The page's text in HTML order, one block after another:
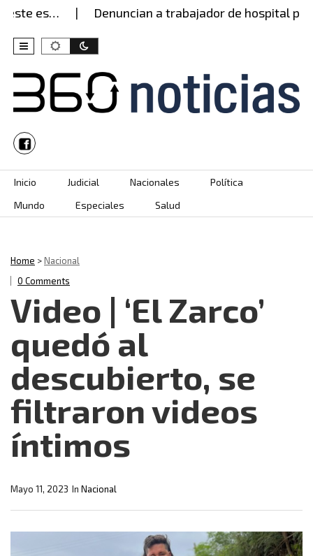
es… Denuncian a trabajador de hospital por
Skip to content
Inicio Judicial Nacionales
Política
Mundo
Especiales Salud
Home >Nacional
0 Comments
Video | ‘El Zarco’
quedó al
descubierto, se
filtraron videos
íntimos
In Nacional
Mayo 11, 2023